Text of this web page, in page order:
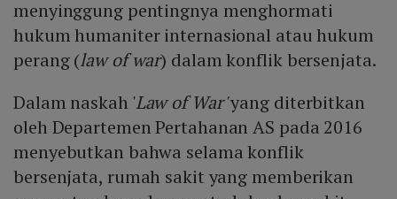
menyinggung pentingnya menghormati
hukum humaniter internasional atau hukum
perang (law of war) dalam konflik bersenjata.
Dalam naskah 'Law of War'yang diterbitkan
oleh Departemen Pertahanan AS pada 2016
menyebutkan bahwa selama konflik
bersenjata, rumah sakit yang memberikan